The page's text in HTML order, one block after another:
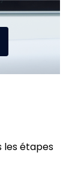
les étapes